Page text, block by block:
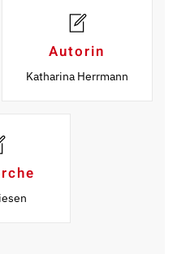
Autorin
Katharina Herrmann